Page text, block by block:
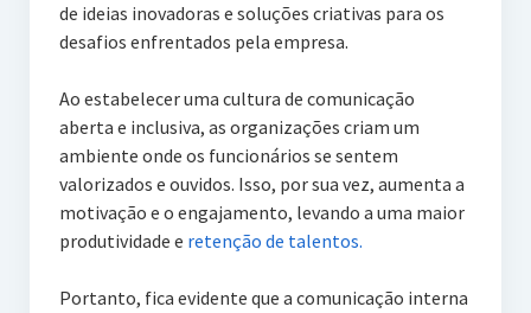
de ideias inovadoras e soluções criativas para os
desafios enfrentados pela empresa.
Ao estabelecer uma cultura de comunicação
aberta e inclusiva, as organizações criam um
ambiente onde os funcionários se sentem
valorizados e ouvidos. Isso, por sua vez, aumenta a
motivação e o engajamento, levando a uma maior
produtividade e retenção de talentos.
Portanto, fica evidente que a comunicação interna